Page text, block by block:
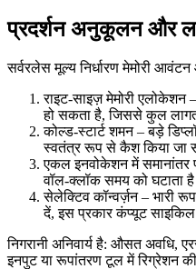
प्रदर्शन अनुकूलन और
सर्वरलेस मूल्य निर्धारण मेमोरी
राइट‑साइज़ मेमोरी एलोकेशन–
हो सकता है, जिससे कुल
कोल्ड‑स्टार्ट शमन– बड़े
स्वतंत्र रूप से कैश किया जा
एकल इनवोकेशन में समानांतर
वॉल‑क्लॉक समय को घटाता
सेलेक्टिव कॉन्वर्ज़न– भारी
दें, इस प्रकार कंप्यूट
निगरानी अनिवार्य है: औसत अवधि,
इनपुट या रूपांतरण टूल में रिग्रेशन